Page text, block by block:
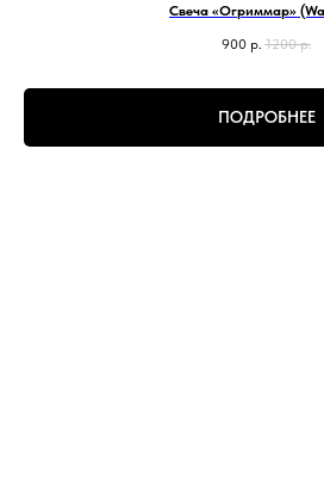
Свеча «Огриммар»
900 р. 1200 р.
ПОДРОБНЕЕ